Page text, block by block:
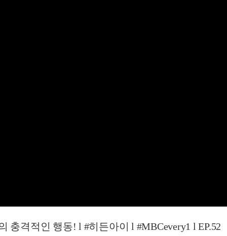
충격적인 행동! l #히든아이 l #MBCevery1 l EP.52